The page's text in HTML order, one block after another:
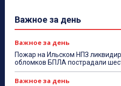
Важное за день
Важное за день
Пожар на Ильском НПЗ
обломков БПЛА пострадали
Важное за день